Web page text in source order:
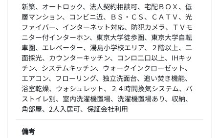
新築、オートロック、法人契約相談可、宅配ＢＯＸ、低
層マンション、コンビニ近、ＢＳ・ＣＳ、ＣＡＴＶ、光
ファイバー、インターネット対応、防犯カメラ、ＴＶモ
ニター付インターホン、東京大学徒歩圏、東京大学自転
車圏、エレベーター、湯島小学校エリア、２階以上、二
面採光、カウンターキッチン、コンロ二口以上、IHキッ
チン、システムキッチン、ウォークインクローゼット、
エアコン、フローリング、独立洗面台、追い焚き機能、
浴室乾燥、ウォシュレット、２４時間換気システム、バ
ストイレ別、室内洗濯機置場、洗濯機置場あり、収納、
角部屋、2人入居可、保証会社利用
備考